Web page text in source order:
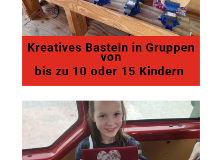
Kreatives Basteln in Gruppen
von
bis zu 10 oder 15 Kindern